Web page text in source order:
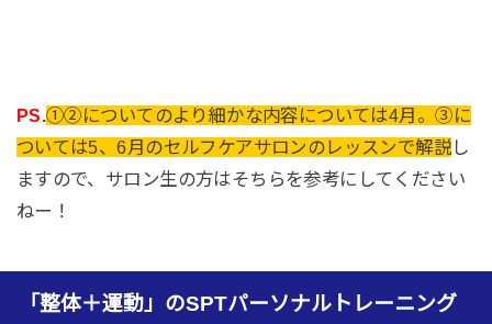
PS.①②についてのより細かな内容については4月。③に
ついては5、6月のセルフケアサロンのレッスンで解説 し
ますので、サロン生の方はそちらを参考にしてください
ねー！
「整体＋運動」のSPTパーソナルトレーニング